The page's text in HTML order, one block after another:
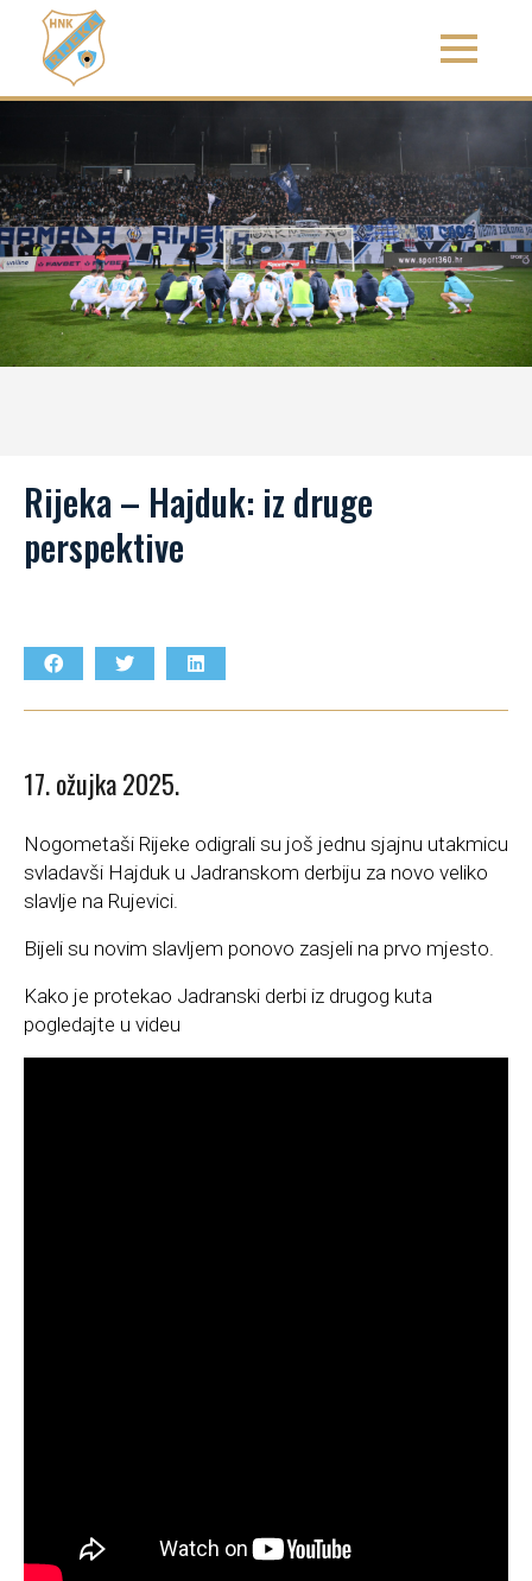
Rijeka – Hajduk: iz druge
perspektive
17. ožujka 2025.
Nogometaši Rijeke odigrali su još jednu sjajnu utakmicu
svladavši Hajduk u Jadranskom derbiju za novo veliko
slavlje na Rujevici.
Bijeli su novim slavljem ponovo zasjeli na prvo mjesto.
Kako je protekao Jadranski derbi iz drugog kuta
pogledajte u videu